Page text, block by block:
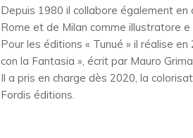
Depuis 1980 il collabore également
Rome et de Milan comme illustratore
Pour les éditions « Tunué » il réalise
con la Fantasia », écrit par Mauro
Il a pris en charge dès 2020, la
Fordis éditions.